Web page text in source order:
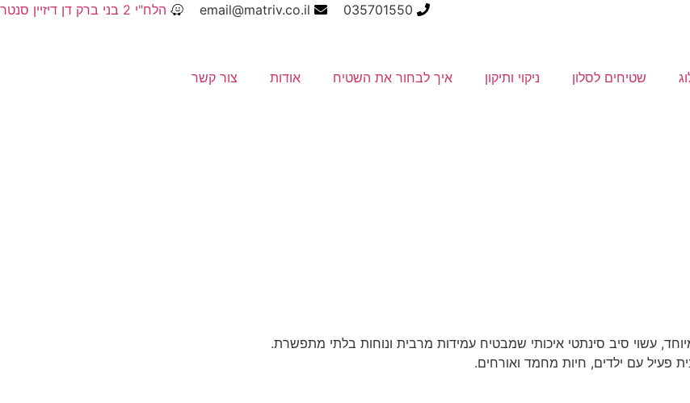
035701550
email@matriv.co.il הלח"י 2 בני ברק דן דיזיין סנטר
שטיחים לסלון ניקוי ותיקון איך לבחור את השטיח אודות צור קשר
עשוי סיב סינתטי איכותי שמבטיח עמידות מרבית ונוחות בלתי מתפשרת.
פעיל עם ילדים, חיות מחמד ואורחים.